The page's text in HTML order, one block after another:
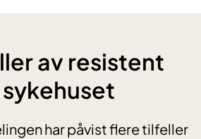
av resistent
har påvist flere tilfeller